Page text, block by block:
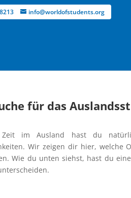
info@worldofstudents.org
für das
Zeit im Ausland hast du
Wir zeigen dir hier,
Wie du unten siehst, hast du